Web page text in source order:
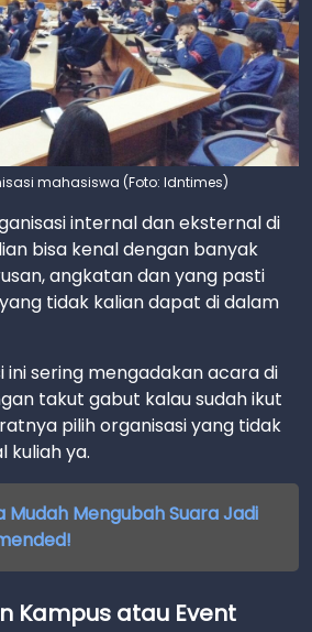
mahasiswa (Foto: Idntimes)
internal dan eksternal di
bisa kenal dengan banyak
angkatan dan yang pasti
tidak kalian dapat di dalam
ini sering mengadakan acara di
takut gabut kalau sudah ikut
pilih organisasi yang tidak
kuliah ya.
Mudah Mengubah Suara Jadi
Kampus atau Event